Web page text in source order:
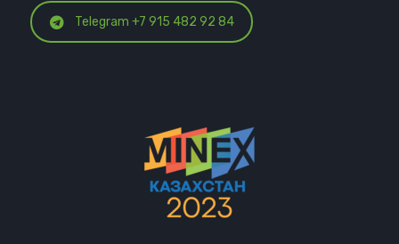
Telegram +7 915 482 92 84